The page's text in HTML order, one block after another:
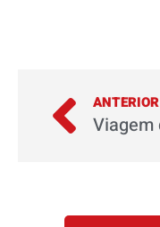
ANTERIOR